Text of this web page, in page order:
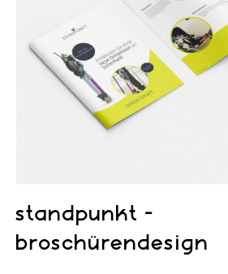
standpunkt -
broschürendesign